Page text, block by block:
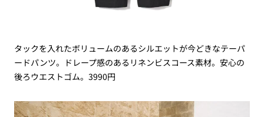
タックを入れたボリュームのあるシルエットが今どきなテーパ
ードパンツ。ドレープ感のあるリネンビスコース素材。安心の
後ろウエストゴム。3990円